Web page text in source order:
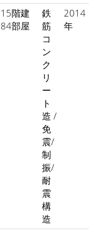
15階建
84部屋
鉄
筋
コ
ン
ク
リ
ー
ト
造 /
免
震/
制
振/
耐
震
構
造
2014
年